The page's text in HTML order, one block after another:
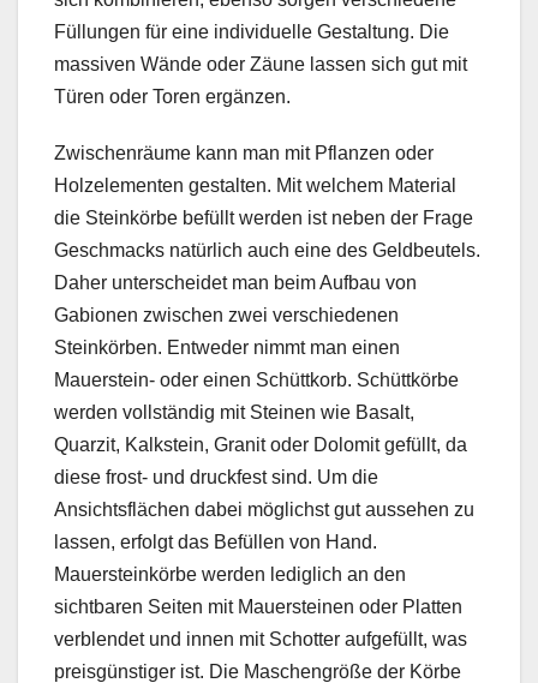
Füllungen für eine individuelle Gestaltung. Die
massiven Wände oder Zäune lassen sich gut mit
Türen oder Toren ergänzen.
Zwischenräume kann man mit Pflanzen oder
Holzelementen gestalten. Mit welchem Material
die Steinkörbe befüllt werden ist neben der Frage
Geschmacks natürlich auch eine des Geldbeutels.
Daher unterscheidet man beim Aufbau von
Gabionen zwischen zwei verschiedenen
Steinkörben. Entweder nimmt man einen
Mauerstein- oder einen Schüttkorb. Schüttkörbe
werden vollständig mit Steinen wie Basalt,
Quarzit, Kalkstein, Granit oder Dolomit gefüllt, da
diese frost- und druckfest sind. Um die
Ansichtsflächen dabei möglichst gut aussehen zu
lassen, erfolgt das Befüllen von Hand.
Mauersteinkörbe werden lediglich an den
sichtbaren Seiten mit Mauersteinen oder Platten
verblendet und innen mit Schotter aufgefüllt, was
preisgünstiger ist. Die Maschengröße der Körbe